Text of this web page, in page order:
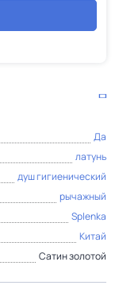
Да
латунь
душ гигиенический
рычажный
Splenka
Китай
Сатин золотой